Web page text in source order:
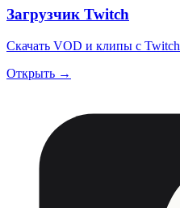
Загрузчик Twitch
Скачать VOD и клипы с Twitch
Открыть →